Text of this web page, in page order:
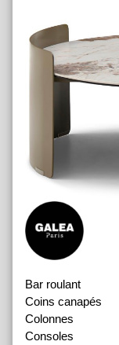
Bar roulant
Coins canapés
Colonnes
Consoles